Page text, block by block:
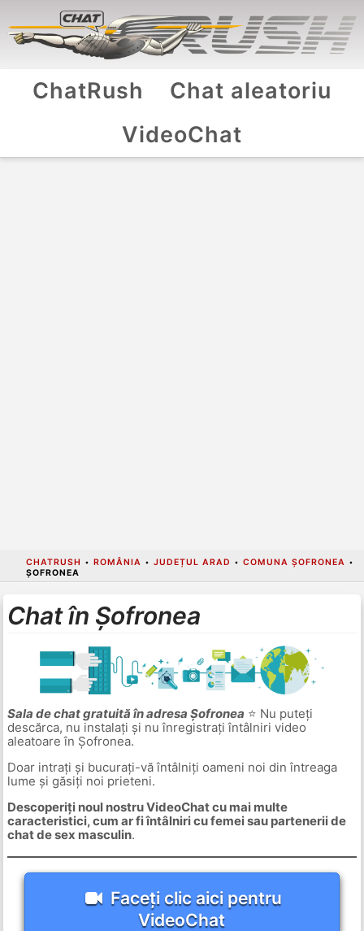
ChatRush
Chat aleatoriu
VideoChat
CHATRUSH • ROMÂNIA • JUDEȚUL ARAD • COMUNA ȘOFRONEA •
ȘOFRONEA
Chat în Șofronea
Sala de chat gratuită în adresa Șofronea ⭐ Nu puteți
descărca, nu instalați și nu înregistrați întâlniri video
aleatoare în Șofronea.
Doar intrați și bucurați-vă întâlniți oameni noi din întreaga
lume și găsiți noi prieteni.
Descoperiți noul nostru VideoChat cu mai multe
caracteristici, cum ar fi întâlniri cu femei sau partenerii de
chat de sex masculin.
Faceți clic aici pentru
VideoChat